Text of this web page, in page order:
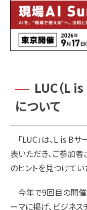
LUC（L
について
「LUC」は、L is B
表いただき、ご参加
のヒントを見つけてい
今年で9回目の開催
ーマに掲げ、ビジネス